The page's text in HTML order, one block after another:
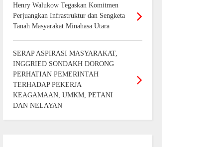
Henry Walukow Tegaskan Komitmen
Perjuangkan Infrastruktur dan Sengketa
Tanah Masyarakat Minahasa Utara
SERAP ASPIRASI MASYARAKAT,
INGGRIED SONDAKH DORONG
PERHATIAN PEMERINTAH
TERHADAP PEKERJA
KEAGAMAAN, UMKM, PETANI
DAN NELAYAN